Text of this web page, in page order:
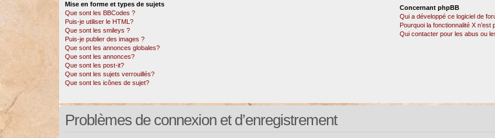
Mise en forme et types de sujets
Que sont les BBCodes ?
Puis-je utiliser le HTML?
Que sont les smileys ?
Puis-je publier des images ?
Que sont les annonces globales?
Que sont les annonces?
Que sont les post-it?
Que sont les sujets verrouillés?
Que sont les icônes de sujet?
Concernant phpBB
Qui a développé ce logiciel de
Pourquoi la fonctionnalité X n’est
Qui contacter pour les abus ou
Problèmes de connexion et d’enregistrement